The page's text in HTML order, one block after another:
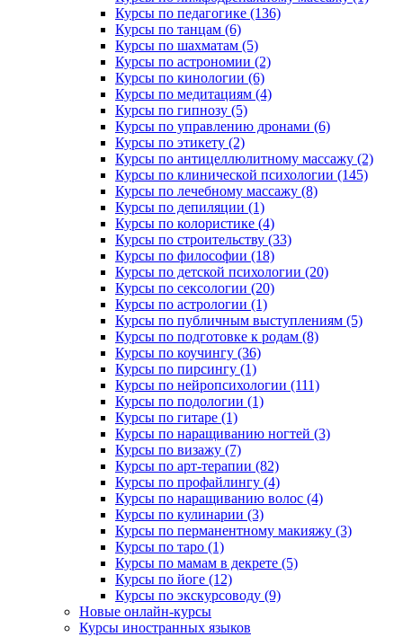
Курсы по педагогике (136)
Курсы по танцам (6)
Курсы по шахматам (5)
Курсы по астрономии (2)
Курсы по кинологии (6)
Курсы по медитациям (4)
Курсы по гипнозу (5)
Курсы по управлению дронами (6)
Курсы по этикету (2)
Курсы по антицеллюлитному массажу (2)
Курсы по клинической психологии (145)
Курсы по лечебному массажу (8)
Курсы по депиляции (1)
Курсы по колористике (4)
Курсы по строительству (33)
Курсы по философии (18)
Курсы по детской психологии (20)
Курсы по сексологии (20)
Курсы по астрологии (1)
Курсы по публичным выступлениям (5)
Курсы по подготовке к родам (8)
Курсы по коучингу (36)
Курсы по пирсингу (1)
Курсы по нейропсихологии (111)
Курсы по подологии (1)
Курсы по гитаре (1)
Курсы по наращиванию ногтей (3)
Курсы по визажу (7)
Курсы по арт-терапии (82)
Курсы по профайлингу (4)
Курсы по наращиванию волос (4)
Курсы по кулинарии (3)
Курсы по перманентному макияжу (3)
Курсы по таро (1)
Курсы по мамам в декрете (5)
Курсы по йоге (12)
Курсы по экскурсоводу (9)
Новые онлайн‑курсы
Курсы иностранных языков